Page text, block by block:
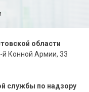
области
й Конной Армии, 33
службы по надзору